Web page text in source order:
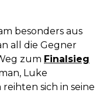
besonders aus
all die Gegner
zum Finalsieg
Luke
sich in seine